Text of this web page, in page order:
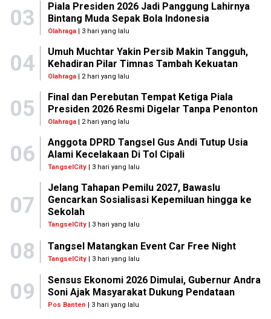
03
Piala Presiden 2026 Jadi Panggung Lahirnya
Bintang Muda Sepak Bola Indonesia
Olahraga| 3 hari yang lalu
04
Umuh Muchtar Yakin Persib Makin Tangguh,
Kehadiran Pilar Timnas Tambah Kekuatan
Olahraga| 2 hari yang lalu
05
Final dan Perebutan Tempat Ketiga Piala
Presiden 2026 Resmi Digelar Tanpa Penonton
Olahraga| 2 hari yang lalu
06
Anggota DPRD Tangsel Gus Andi Tutup Usia
Alami Kecelakaan Di Tol Cipali
TangselCity| 3 hari yang lalu
07
Jelang Tahapan Pemilu 2027, Bawaslu
Gencarkan Sosialisasi Kepemiluan hingga ke
Sekolah
TangselCity| 3 hari yang lalu
08 Tangsel Matangkan Event Car Free Night
TangselCity | 3 hari yang lalu
09
Sensus Ekonomi 2026 Dimulai, Gubernur Andra
Soni Ajak Masyarakat Dukung Pendataan
Pos Banten | 3 hari yang lalu